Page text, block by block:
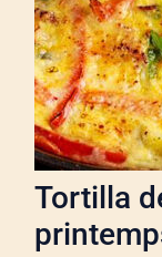
Tortilla